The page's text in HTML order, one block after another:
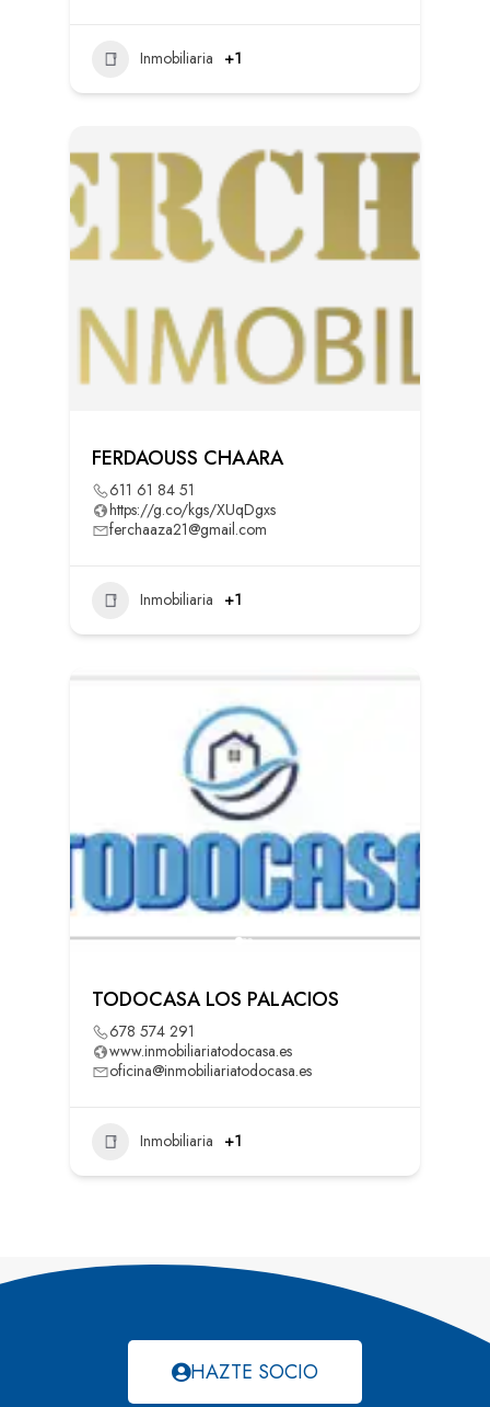
Inmobiliaria +1
FERDAOUSS CHAARA
611 61 84 51
https://g.co/kgs/XUqDgxs
ferchaaza21@gmail.com
Inmobiliaria +1
TODOCASA LOS PALACIOS
678 574 291
www.inmobiliariatodocasa.es
oficina@inmobiliariatodocasa.es
Inmobiliaria +1
HAZTE SOCIO